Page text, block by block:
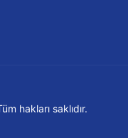
hakları saklıdır.